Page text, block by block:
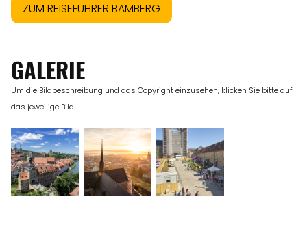
ZUM REISEFÜHRER BAMBERG
GALERIE
Um die Bildbeschreibung und das Copyright einzusehen, klicken Sie bitte auf
das jeweilige Bild.